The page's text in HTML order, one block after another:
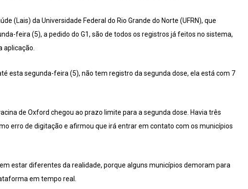
(Lais) da Universidade Federal do Rio Grande do Norte (UFRN), que
feira (5), a pedido do G1, são de todos os registros já feitos no sistema,
aplicação.
esta segunda-feira (5), não tem registro da segunda dose, ela está com 7
de Oxford chegou ao prazo limite para a segunda dose. Havia três
erro de digitação e afirmou que irá entrar em contato com os municípios
estar diferentes da realidade, porque alguns municípios demoram para
em tempo real.